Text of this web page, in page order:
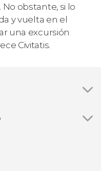
obstante, si lo
y vuelta en el
una excursión
Civitatis.